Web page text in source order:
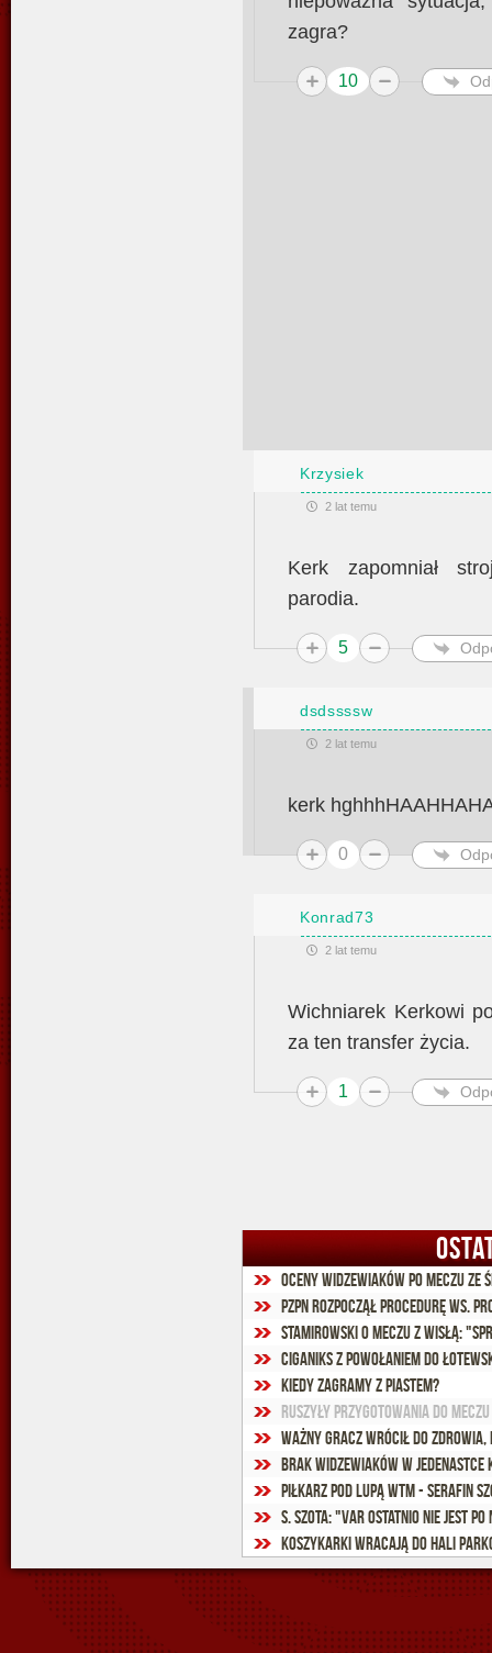
zagra?
10
Krzysiek
2 lat temu
Kerk zapomniał
parodia.
5
dsdssssw
2 lat temu
kerk
0
Konrad73
2 lat temu
Wichniarek Kerkowi
za ten transfer życia.
1
Oceny widzewiaków po meczu ze
PZPN rozpoczął procedurę ws.
Ciganiks z powołaniem do
Kiedy zagramy z Piastem?
Ruszyły przygotowania do
Ważny gracz wrócił do zdrowia,
Brak widzewiaków w jedenastce
Piłkarz pod lupą WTM - Serafin
S. Szota: "VAR ostatnio nie jest
Koszykarki wracają do Hali